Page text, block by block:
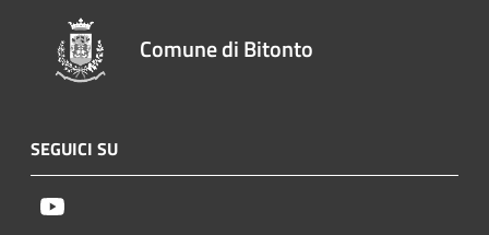
Comune di Bitonto
SEGUICI SU